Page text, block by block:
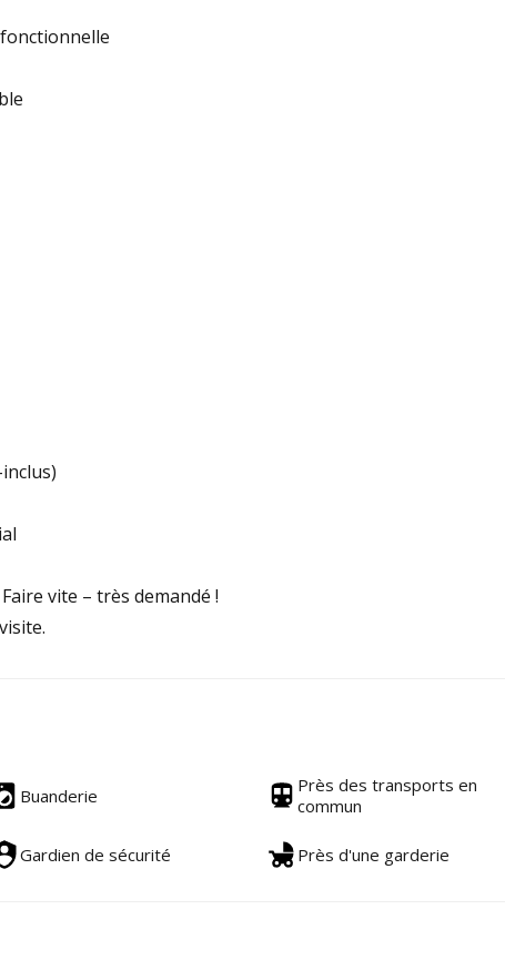
vite – très demandé !
Buanderie
Près des transports en
commun
Gardien de sécurité Près d'une garderie